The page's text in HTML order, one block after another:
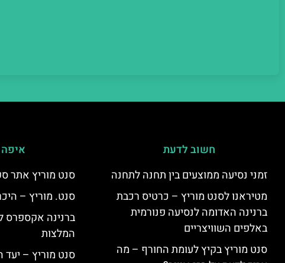
חשוב לדעת
זמני נסיעה ממוצעים בין תחנה לתחנה
מטיראנו לסנט מוריץ – כרטיס רכבת
ברנינה האדומה לנסיעה פנורמית
באלפים השוויצריים
סנט מוריץ בקיץ לעומת החורף – מה
איפה
סנט מוריץ אתר
סנט. מוריץ –
ברנינה אקספרס
המלצות
סנט מוריץ – יעד